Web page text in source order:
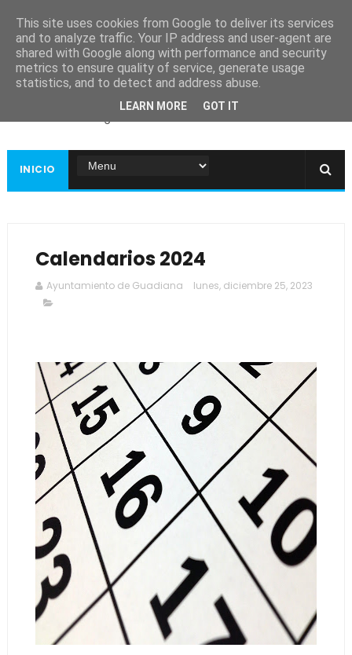
Ayuntamiento de
Guadiana
INICIO
Calendarios 2024
Ayuntamiento de Guadiana lunes, diciembre 25, 2023
This site uses cookies from Google to deliver its services
and to analyze traffic. Your IP address and user-agent are
shared with Google along with performance and security
metrics to ensure quality of service, generate usage
statistics, and to detect and address abuse.
LEARN MORE GOT IT